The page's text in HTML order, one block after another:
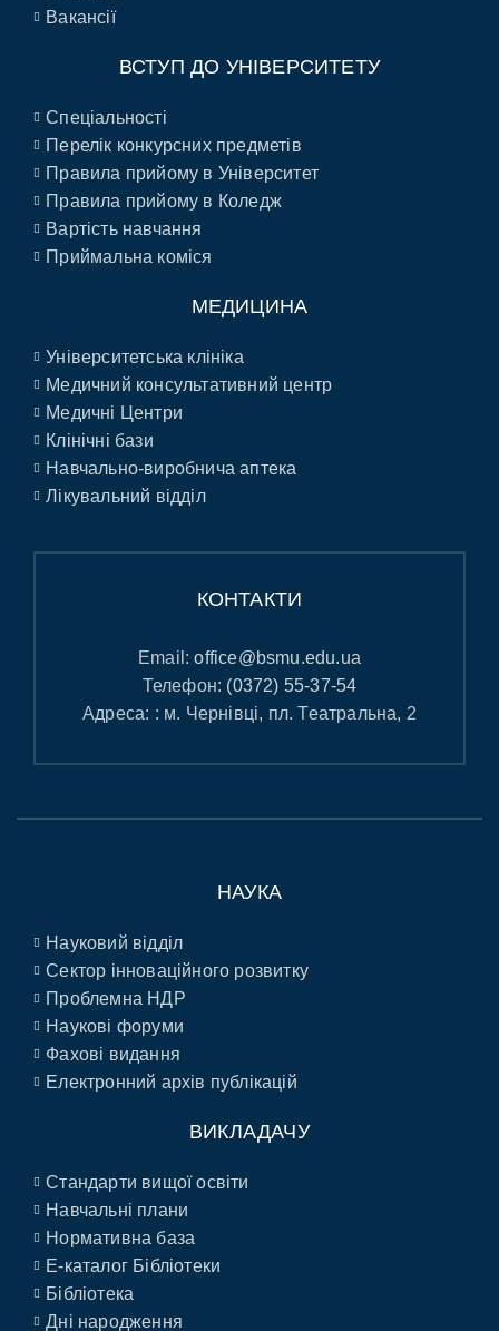
Вакансії
ВСТУП ДО УНІВЕРСИТЕТУ
Спеціальності
Перелік конкурсних предметів
Правила прийому в Університет
Правила прийому в Коледж
Вартість навчання
Приймальна коміся
МЕДИЦИНА
Університетська клініка
Медичний консультативний центр
Медичні Центри
Клінічні бази
Навчально-виробнича аптека
Лікувальний відділ
КОНТАКТИ
Email:office@bsmu.edu.ua
Телефон: (0372) 55-37-54
Адреса: : м. Чернівці, пл. Театральна, 2
НАУКА
Науковий відділ
Сектор інноваційного розвитку
Проблемна НДР
Наукові форуми
Фахові видання
Електронний архів публікацій
ВИКЛАДАЧУ
Стандарти вищої освіти
Навчальні плани
Нормативна база
E-каталог Бібліотеки
Бібліотека
Дні народження